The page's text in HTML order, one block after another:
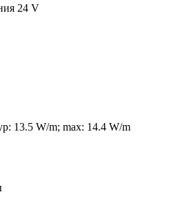
24 V
13.5 W/m; max: 14.4 W/m